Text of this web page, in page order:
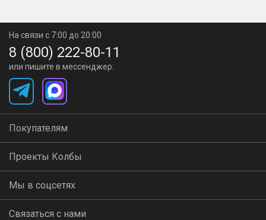
На связи с 7:00 до 20:00
8 (800) 222-80-11
или пишите в мессенджер:
Покупателям
Проекты Колбы
Мы в соцсетях
Связаться с нами